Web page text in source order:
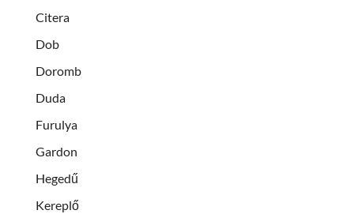
Citera
Dob
Doromb
Duda
Furulya
Gardon
Hegedű
Kereplő